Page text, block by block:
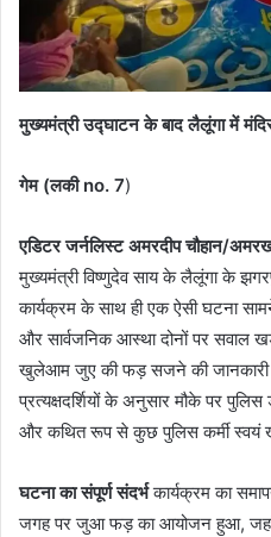
मुख्यमंत्री उद्घाटन के बाद लैलूंगा में
गेम (लकी no. 7)
एडिटर जर्नलिस्ट अमरदीप चौहान/
मुख्यमंत्री विष्णुदेव साय के लैलूंगा के
कार्यक्रम के साथ ही एक ऐसी घटना
और सार्वजनिक आस्था दोनों पर सवाल
खुलेआम जुए की फड़ सजने की जानकारी
प्रत्यक्षदर्शियों के अनुसार मौके पर
और कथित रूप से कुछ पुलिस कर्मी स्वयं
घटना का संपूर्ण संदर्भकार्यक्रम का
जगह पर जुआ फड़ का आयोजन हुआ, जहां